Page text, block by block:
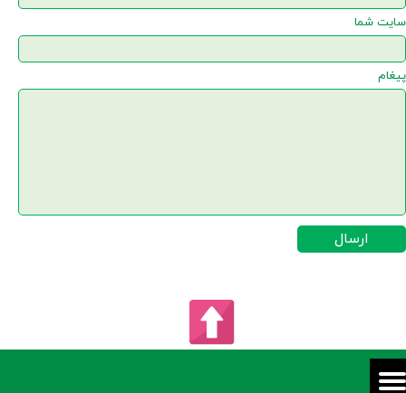
سایت شما
پیغام
ارسال